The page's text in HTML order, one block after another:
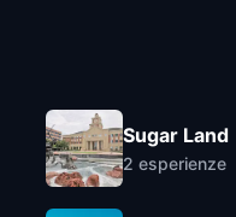
Sugar Land
2 esperienze